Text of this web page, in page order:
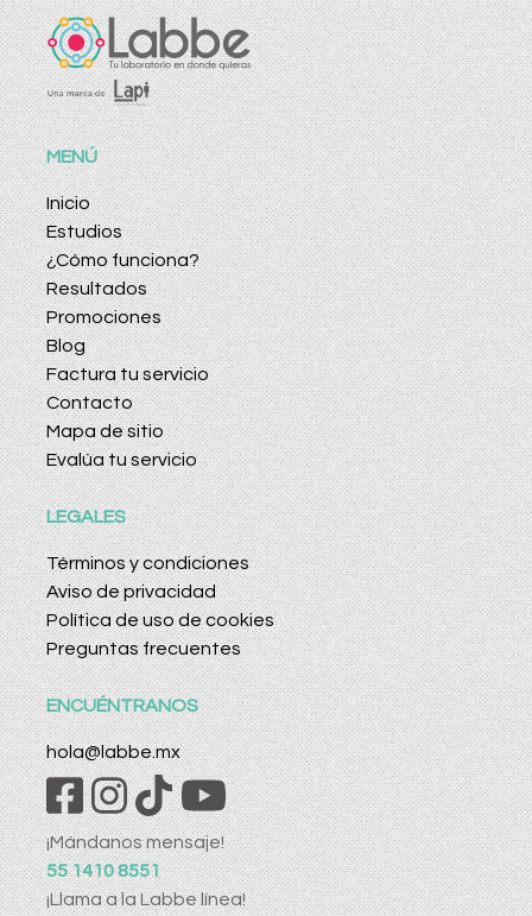
MENÚ
Inicio
Estudios
¿Cómo funciona?
Resultados
Promociones
Blog
Factura tu servicio
Contacto
Mapa de sitio
Evalúa tu servicio
LEGALES
Términos y condiciones
Aviso de privacidad
Política de uso de cookies
Preguntas frecuentes
ENCUÉNTRANOS
hola@labbe.mx
¡Mándanos mensaje!
55 1410 8551
¡Llama a la Labbe línea!